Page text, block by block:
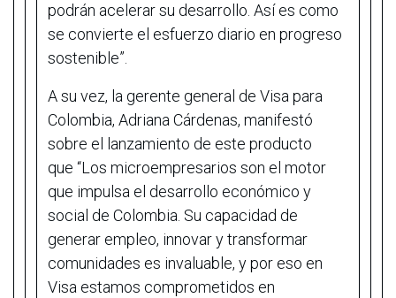
podrán acelerar su desarrollo. Así es como
se convierte el esfuerzo diario en progreso
sostenible”.
A su vez, la gerente general de Visa para
Colombia, Adriana Cárdenas, manifestó
sobre el lanzamiento de este producto
que “Los microempresarios son el motor
que impulsa el desarrollo económico y
social de Colombia. Su capacidad de
generar empleo, innovar y transformar
comunidades es invaluable, y por eso en
Visa estamos comprometidos en